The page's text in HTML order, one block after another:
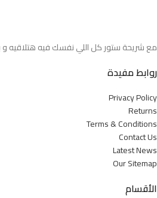
مع شريحة ستور كل اللي نفسك فيه هتلاقيه
روابط مفيدة
Privacy Policy
Returns
Terms & Conditions
Contact Us
Latest News
Our Sitemap
الأقسام